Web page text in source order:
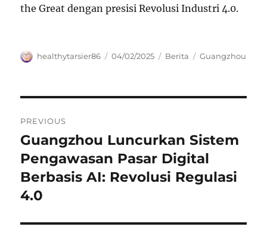
the Great dengan presisi Revolusi Industri 4.0.
Author
healthytarsier86
Posted
04/02/2025 Categories
Berita Tags
Guangzhou
pos
PREVIOUS
Previous
post:
Guangzhou Luncurkan Sistem
Pengawasan Pasar Digital
Berbasis AI: Revolusi Regulasi
4.0